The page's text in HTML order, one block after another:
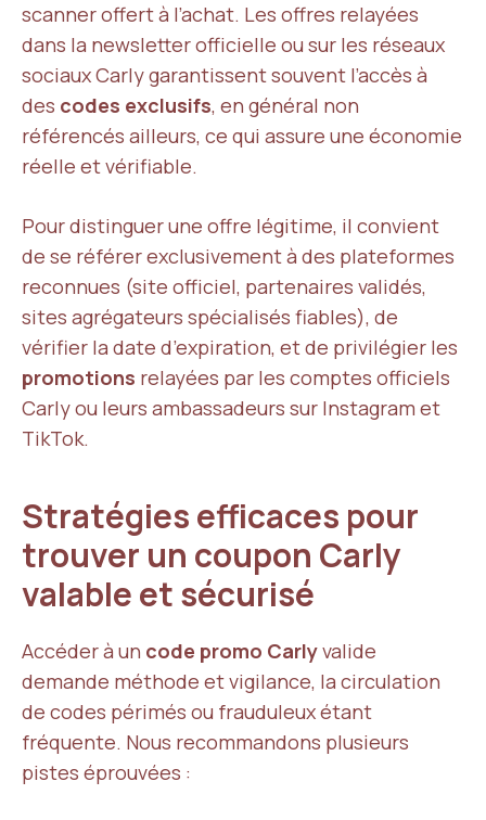
scanner offert à l’achat. Les offres relayées
dans la newsletter officielle ou sur les réseaux
sociaux Carly garantissent souvent l’accès à
des codes exclusifs, en général non
référencés ailleurs, ce qui assure une économie
réelle et vérifiable.
Pour distinguer une offre légitime, il convient
de se référer exclusivement à des plateformes
reconnues (site officiel, partenaires validés,
sites agrégateurs spécialisés fiables), de
vérifier la date d’expiration, et de privilégier les
promotions relayées par les comptes officiels
Carly ou leurs ambassadeurs sur Instagram et
TikTok.
Stratégies efficaces pour
trouver un coupon Carly
valable et sécurisé
Accéder à un code promo Carlyvalide
demande méthode et vigilance, la circulation
de codes périmés ou frauduleux étant
fréquente. Nous recommandons plusieurs
pistes éprouvées :